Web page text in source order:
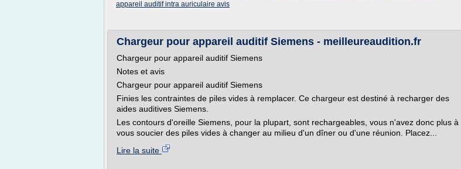
appareil auditif intra auriculaire avis
Chargeur pour appareil auditif Siemens - meilleureaudition.fr
Chargeur pour appareil auditif Siemens
Notes et avis
Chargeur pour appareil auditif Siemens
Finies les contraintes de piles vides à remplacer. Ce chargeur est destiné à recharger des
aides auditives Siemens.
Les contours d'oreille Siemens, pour la plupart, sont rechargeables, vous n'avez donc plus à
vous soucier des piles vides à changer au milieu d'un dîner ou d'une réunion. Placez...
Lire la suite